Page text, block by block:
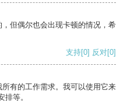
但偶尔也会出现卡顿的情况，希
支持[0] 反对[0]
有的工作需求。我可以使用它来
等。